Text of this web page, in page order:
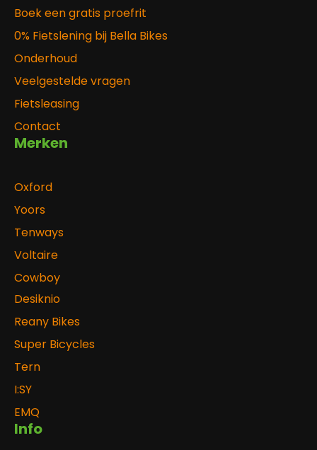
Boek een gratis proefrit
0% Fietslening bij Bella Bikes
Onderhoud
Veelgestelde vragen
Fietsleasing
Contact
Merken
Oxford
Yoors
Tenways
Voltaire
Cowboy
Desiknio
Reany Bikes
Super Bicycles
Tern
I:SY
EMQ
Info